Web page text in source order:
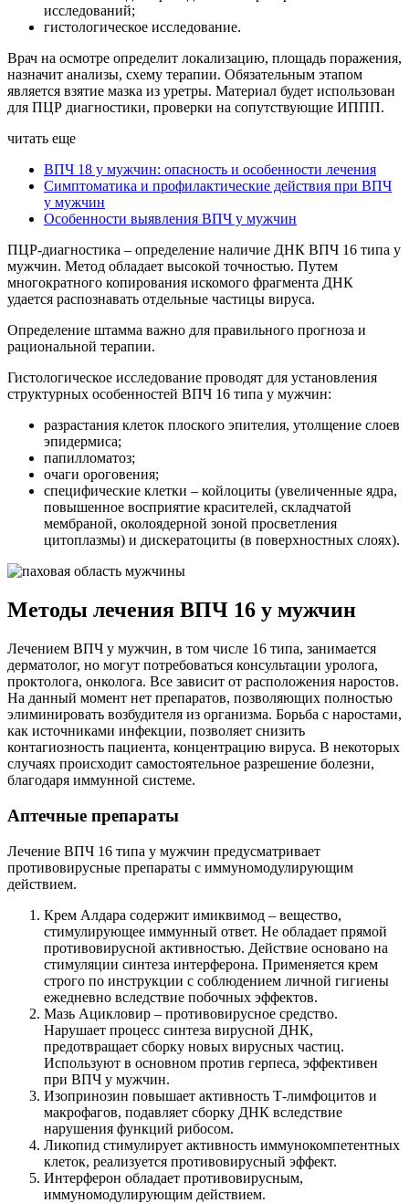
исследований;
гистологическое исследование.
Врач на осмотре определит локализацию, площадь поражения,
назначит анализы, схему терапии. Обязательным этапом
является взятие мазка из уретры. Материал будет использован
для ПЦР диагностики, проверки на сопутствующие ИППП.
читать еще
ВПЧ 18 у мужчин: опасность и особенности лечения
Симптоматика и профилактические действия при ВПЧ
у мужчин
Особенноcти выявления ВПЧ у мужчин
ПЦР-диагностика – определение наличие ДНК ВПЧ 16 типа у
мужчин. Метод обладает высокой точностью. Путем
многократного копирования искомого фрагмента ДНК
удается распознавать отдельные частицы вируса.
Определение штамма важно для правильного прогноза и
рациональной терапии.
Гистологическое исследование проводят для установления
структурных особенностей ВПЧ 16 типа у мужчин:
разрастания клеток плоского эпителия, утолщение слоев
эпидермиса;
папилломатоз;
очаги ороговения;
специфические клетки – койлоциты (увеличенные ядра,
повышенное восприятие красителей, складчатой
мембраной, околоядерной зоной просветления
цитоплазмы) и дискератоциты (в поверхностных слоях).
Методы лечения ВПЧ 16 у мужчин
Лечением ВПЧ у мужчин, в том числе 16 типа, занимается
дерматолог, но могут потребоваться консультации уролога,
проктолога, онколога. Все зависит от расположения наростов.
На данный момент нет препаратов, позволяющих полностью
элиминировать возбудителя из организма. Борьба с наростами,
как источниками инфекции, позволяет снизить
контагиозность пациента, концентрацию вируса. В некоторых
случаях происходит самостоятельное разрешение болезни,
благодаря иммунной системе.
Аптечные препараты
Лечение ВПЧ 16 типа у мужчин предусматривает
противовирусные препараты с иммуномодулирующим
действием.
Крем Алдара содержит имиквимод – вещество,
стимулирующее иммунный ответ. Не обладает прямой
противовирусной активностью. Действие основано на
стимуляции синтеза интерферона. Применяется крем
строго по инструкции с соблюдением личной гигиены
ежедневно вследствие побочных эффектов.
Мазь Ацикловир – противовирусное средство.
Нарушает процесс синтеза вирусной ДНК,
предотвращает сборку новых вирусных частиц.
Используют в основном против герпеса, эффективен
при ВПЧ у мужчин.
Изопринозин повышает активность Т-лимфоцитов и
макрофагов, подавляет сборку ДНК вследствие
нарушения функций рибосом.
Ликопид стимулирует активность иммунокомпетентных
клеток, реализуется противовирусный эффект.
Интерферон обладает противовирусным,
иммуномодулирующим действием.